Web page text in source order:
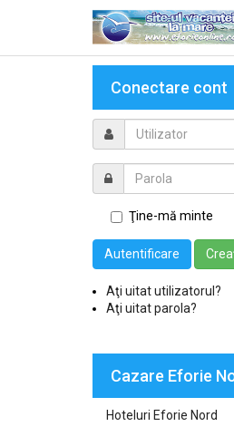
Conectare cont
Ţine-mă minte
Autentificare
Aţi uitat utilizatorul?
Aţi uitat parola?
Cazare Eforie
Hoteluri Eforie Nord